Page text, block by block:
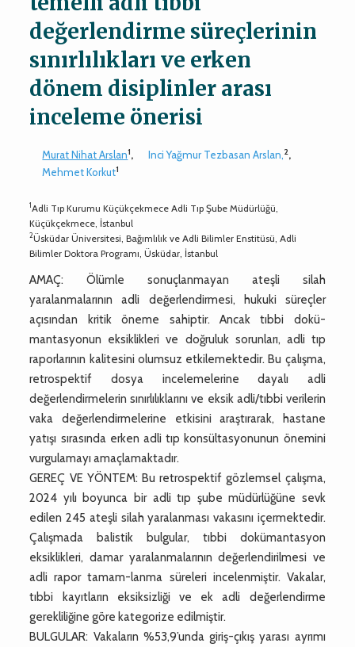
değerlendirme süreçlerinin
sınırlılıkları ve erken
dönem disiplinler arası
inceleme önerisi
Murat Nihat Arslan1, Inci Yağmur Tezbasan Arslan,2,
Mehmet Korkut1
1Adli Tıp Kurumu Küçükçekmece Adli Tıp Şube Müdürlüğü,
Küçükçekmece, İstanbul
2Üsküdar Üniversitesi, Bağımlılık ve Adli Bilimler Enstitüsü, Adli
Bilimler Doktora Programı, Üsküdar, İstanbul
AMAÇ: Ölümle sonuçlanmayan ateşli silah
yaralanmalarının adli değerlendirmesi, hukuki süreçler
açısından kritik öneme sahiptir. Ancak tıbbi dokü-
mantasyonun eksiklikleri ve doğruluk sorunları, adli tıp
raporlarının kalitesini olumsuz etkilemektedir. Bu çalışma,
retrospektif dosya incelemelerine dayalı adli
değerlendirmelerin sınırlılıklarını ve eksik adli/tıbbi verilerin
vaka değerlendirmelerine etkisini araştırarak, hastane
yatışı sırasında erken adli tıp konsültasyonunun önemini
vurgulamayı amaçlamaktadır.
GEREÇ VE YÖNTEM: Bu retrospektif gözlemsel çalışma,
2024 yılı boyunca bir adli tıp şube müdürlüğüne sevk
edilen 245 ateşli silah yaralanması vakasını içermektedir.
Çalışmada balistik bulgular, tıbbi dokümantasyon
eksiklikleri, damar yaralanmalarının değerlendirilmesi ve
adli rapor tamam-lanma süreleri incelenmiştir. Vakalar,
tıbbi kayıtların eksiksizliği ve ek adli değerlendirme
gerekliliğine göre kategorize edilmiştir.
BULGULAR: Vakaların %53,9’unda giriş-çıkış yarası ayrımı